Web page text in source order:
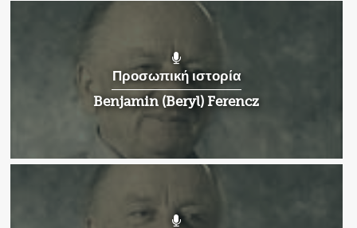
Προσωπική ιστορία
Benjamin (Beryl) Ferencz